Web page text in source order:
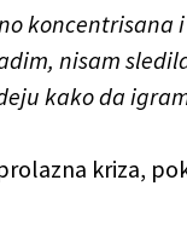
nisam
kako da
kriza,